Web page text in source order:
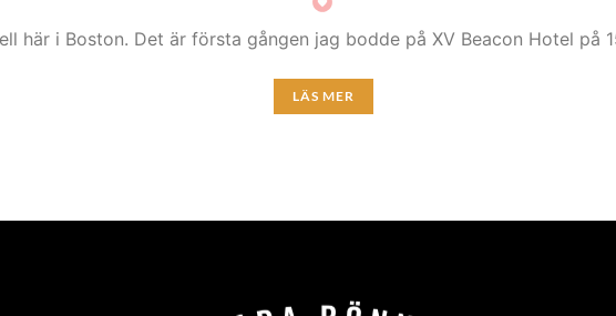
här i Boston. Det är första gången jag bodde på XV Beacon Hotel på
LÄS MER